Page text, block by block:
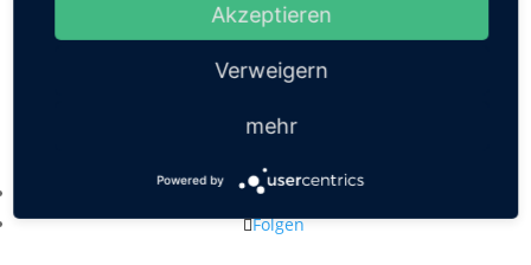
Kastanienallee 56, 10119 Berlin
mail@louiseethelene.de
Folgen
Folgen
Akzeptieren
Verweigern
mehr
Powered by